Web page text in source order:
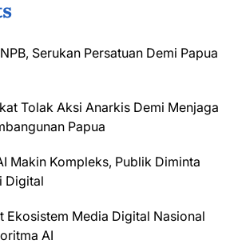
Serukan Persatuan Demi Papua
Tolak Aksi Anarkis Demi Menjaga
Papua
Makin Kompleks, Publik Diminta
Digital
Ekosistem Media Digital Nasional
AI